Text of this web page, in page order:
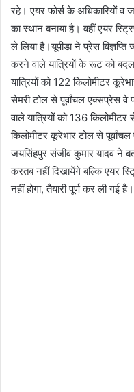
रहे। एयर फोर्स के अधिकारियों
का स्थान बनाया है। वहीं एयर
ले लिया है।यूपीडा ने प्रेस
करने वाले यात्रियों के रूट को
यात्रियों को 122 किलोमीटर
सेमरी टोल से पूर्वांचल एक्सप्रेस
वाले यात्रियों को 136
किलोमीटर कूरेभार टोल से
जयसिंहपुर संजीव कुमार यादव ने
करतब नहीं दिखायेंगे बल्कि एयर
नहीं होगा, तैयारी पूर्ण कर ली गई है।